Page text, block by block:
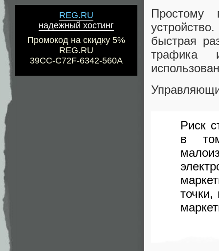
REG.RU
надежный хостинг
Промокод на скидку 5%
REG.RU
39CC-C72F-6342-560A
Простому
быстрая
трафика
Риск
в
точки,